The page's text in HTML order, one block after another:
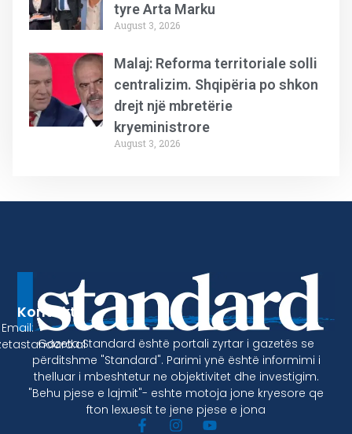
tyre Arta Marku
August 3, 2026
Malaj: Reforma territoriale solli
centralizim. Shqipëria po shkon
drejt një mbretërie
kryeministrore
August 3, 2026
Gazeta Standard është portali zyrtar i gazetës se
përditshme "Standard". Parimi ynë është informimi i
thelluar i mbeshtetur ne objektivitet dhe investigim.
"Behu pjese e lajmit"- eshte motoja jone kryesore qe
fton lexuesit te jene pjese e jona
Kontakt
Email: